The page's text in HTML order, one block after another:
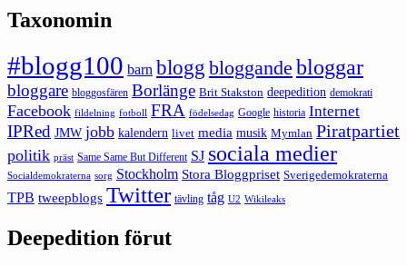
Taxonomin
#blogg100 barn blogg bloggande bloggar
bloggare bloggosfären Borlänge Brit Stakston deepedition demokrati
Facebook fildelning fotboll FRA födelsedag Google historia Internet
IPRed JMW jobb kalendern livet media musik Mymlan Piratpartiet
politik präst Same Same But Different SJ sociala medier
Socialdemokraterna sorg Stockholm Stora Bloggpriset Sverigedemokraterna
TPB tweepblogs Twitter tävling tåg U2 Wikileaks
Deepedition förut